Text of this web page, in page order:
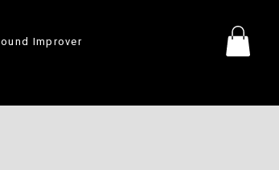
Improver